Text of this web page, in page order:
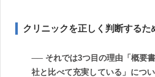
クリニックを正しく判断するた
それでは3つ目の理由「概要
社と比べて充実している」につ